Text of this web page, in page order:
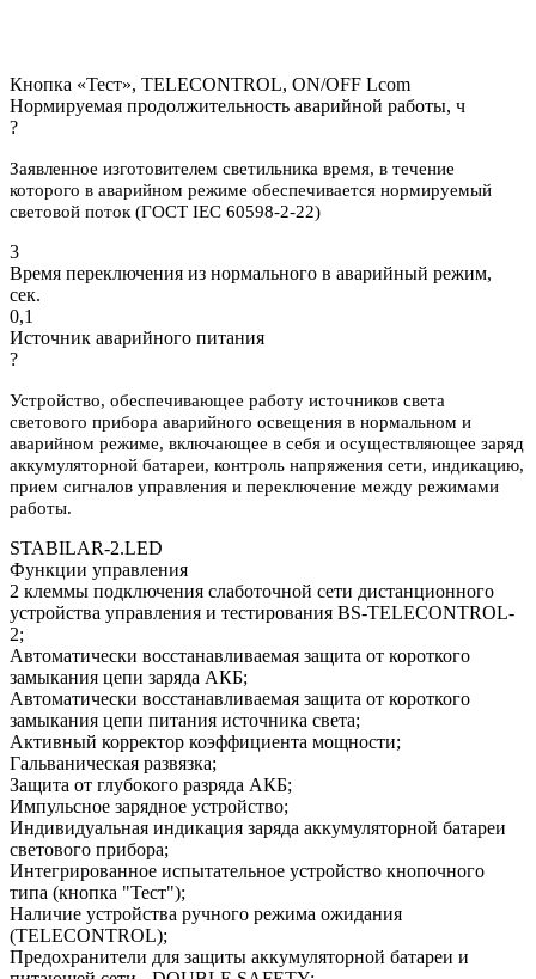
Кнопка «Тест», TELECONTROL, ON/OFF Lcom
Нормируемая продолжительность аварийной работы, ч
?
Заявленное изготовителем светильника время, в течение
которого в аварийном режиме обеспечивается нормируемый
световой поток (ГОСТ IEC 60598-2-22)
3
Время переключения из нормального в аварийный режим,
сек.
0,1
Источник аварийного питания
?
Устройство, обеспечивающее работу источников света
светового прибора аварийного освещения в нормальном и
аварийном режиме, включающее в себя и осуществляющее заряд
аккумуляторной батареи, контроль напряжения сети, индикацию,
прием сигналов управления и переключение между режимами
работы.
STABILAR-2.LED
Функции управления
2 клеммы подключения слаботочной сети дистанционного
устройства управления и тестирования BS-TELECONTROL-
2;
Автоматически восстанавливаемая защита от короткого
замыкания цепи заряда АКБ;
Автоматически восстанавливаемая защита от короткого
замыкания цепи питания источника света;
Активный корректор коэффициента мощности;
Гальваническая развязка;
Защита от глубокого разряда АКБ;
Импульсное зарядное устройство;
Индивидуальная индикация заряда аккумуляторной батареи
светового прибора;
Интегрированное испытательное устройство кнопочного
типа (кнопка "Тест");
Наличие устройства ручного режима ожидания
(TELECONTROL);
Предохранители для защиты аккумуляторной батареи и